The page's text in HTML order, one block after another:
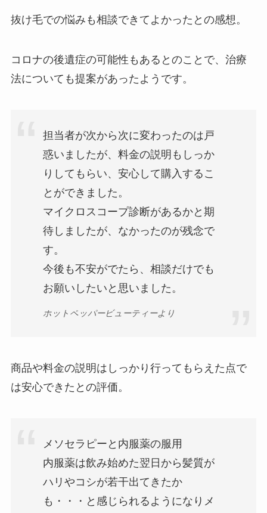
抜け毛での悩みも相談できてよかったとの感想。
コロナの後遺症の可能性もあるとのことで、治療
法についても提案があったようです。
担当者が次から次に変わったのは戸
惑いましたが、料金の説明もしっか
りしてもらい、安心して購入するこ
とができました。
マイクロスコープ診断があるかと期
待しましたが、なかったのが残念で
す。
今後も不安がでたら、相談だけでも
お願いしたいと思いました。
ホットペッパービューティーより
商品や料金の説明はしっかり行ってもらえた点で
は安心できたとの評価。
メソセラピーと内服薬の服用
内服薬は飲み始めた翌日から髪質が
ハリやコシが若干出てきたか
も・・・と感じられるようになりメ